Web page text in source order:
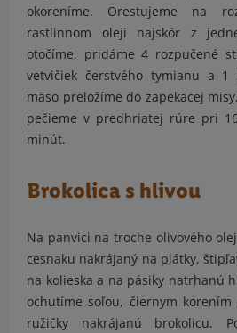
okoreníme. Orestujeme na
rastlinnom oleji najskôr z
otočíme, pridáme 4 rozpučené
vetvičiek čerstvého tymianu a 1
mäso preložíme do zapekacej
pečieme v predhriatej rúre pri
minút.
Brokolica s hlivou
Na panvici na troche olivového
cesnaku nakrájaný na plátky,
na kolieska a na pásiky natrhanú
ochutíme soľou, čiernym
ružičky nakrájanú brokolicu.